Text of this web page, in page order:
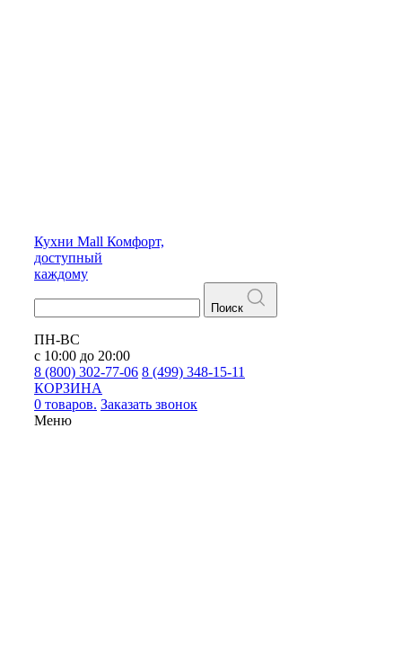
Кухни Mall Комфорт,
доступный
каждому
Поиск
ПН-ВС
с 10:00 до 20:00
8 (800) 302-77-06 8 (499) 348-15-11
КОРЗИНА
0 товаров. Заказать звонок
Меню